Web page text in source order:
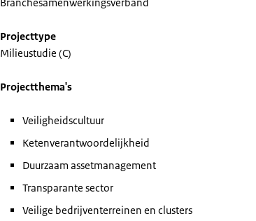
Projecttype
Milieustudie (C)
Projectthema's
Veiligheidscultuur
Ketenverantwoordelijkheid
Duurzaam assetmanagement
Transparante sector
Veilige bedrijventerreinen en clusters